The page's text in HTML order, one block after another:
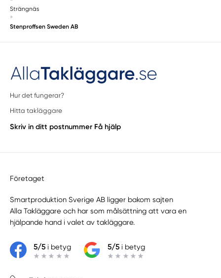
Strängnäs
»
Stenproffsen Sweden AB
Hur det fungerar?
Hitta takläggare
Skriv in ditt postnummer Få hjälp
Företaget
Smartproduktion Sverige AB ligger bakom sajten
Alla Takläggare och har som målsättning att vara en
hjälpande hand i valet av takläggare.
5/5i betyg 5/5i betyg